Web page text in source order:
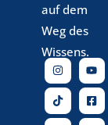
auf dem
Weg des
Wissens.